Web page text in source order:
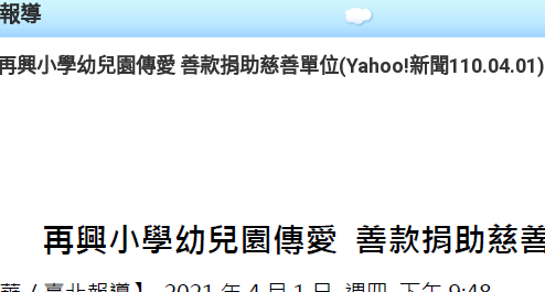
導
興小學幼兒園傳愛 善款捐助慈善單位(Yahoo!新聞110.04.01)